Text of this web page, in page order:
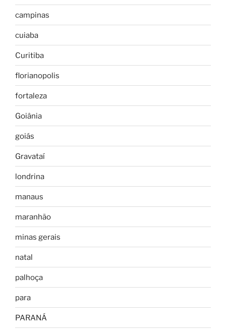
campinas
cuiaba
Curitiba
florianopolis
fortaleza
Goiânia
goiás
Gravataí
londrina
manaus
maranhão
minas gerais
natal
palhoça
para
PARANÁ